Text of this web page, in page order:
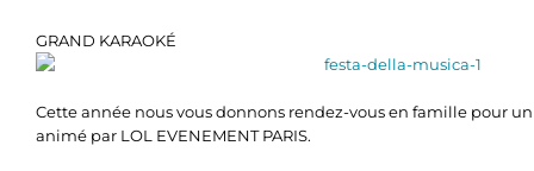
GRAND KARAOKÉ
Cette année nous vous donnons rendez-vous en famille pour
animé par LOL EVENEMENT PARIS.